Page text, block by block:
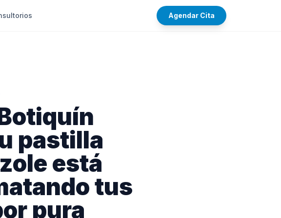
Agendar Cita
pastilla
está
tus
pura